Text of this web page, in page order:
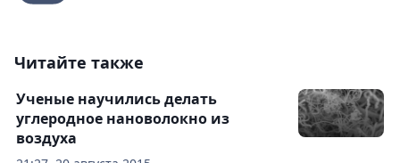
Читайте также
Ученые научились делать
углеродное нановолокно из
воздуха